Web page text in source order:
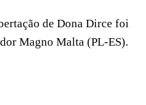
de Dona Dirce foi
Magno Malta (PL-ES).